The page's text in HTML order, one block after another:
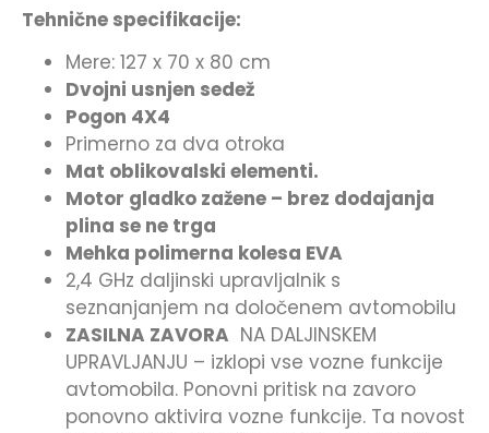
Tehnične specifikacije:
Mere: 127 x 70 x 80 cm
Dvojni usnjen sedež
Pogon 4X4
Primerno za dva otroka
Mat oblikovalski elementi.
Motor gladko zažene – brez dodajanja
plina se ne trga
Mehka polimerna kolesa EVA
2,4 GHz daljinski upravljalnik s
seznanjanjem na določenem avtomobilu
ZASILNA ZAVORA NA DALJINSKEM
UPRAVLJANJU – izklopi vse vozne funkcije
avtomobila. Ponovni pritisk na zavoro
ponovno aktivira vozne funkcije. Ta novost